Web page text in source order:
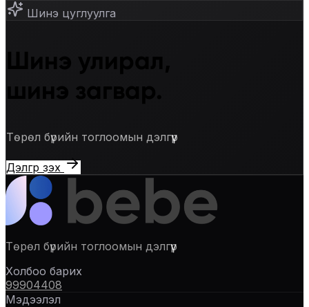
Шинэ цуглуулга
Шинэ улирал,
Төрөл бүрийн тоглоомын дэлгүүр
Дэлгүүр үзэх
Төрөл бүрийн тоглоомын дэлгүүр
Холбоо барих
99904408
Мэдээлэл